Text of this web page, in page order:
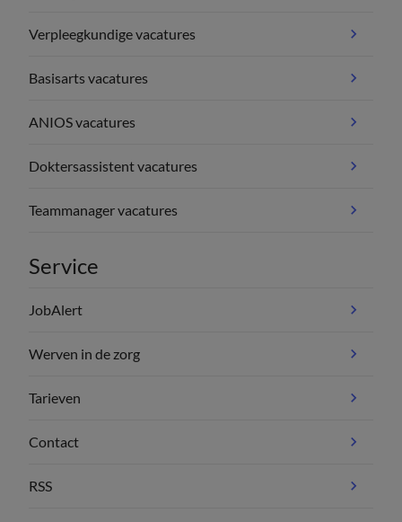
Verpleegkundige vacatures
Basisarts vacatures
ANIOS vacatures
Doktersassistent vacatures
Teammanager vacatures
Service
JobAlert
Werven in de zorg
Tarieven
Contact
RSS